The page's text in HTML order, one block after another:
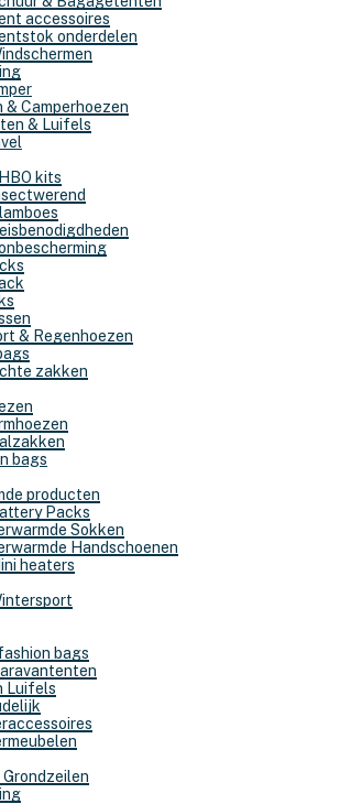
accessoires
onderdelen
& Camperhoezen
& Luifels
kits
& Regenhoezen
zakken
bags
producten
Packs
Sokken
Handschoenen
heaters
bags
Luifels